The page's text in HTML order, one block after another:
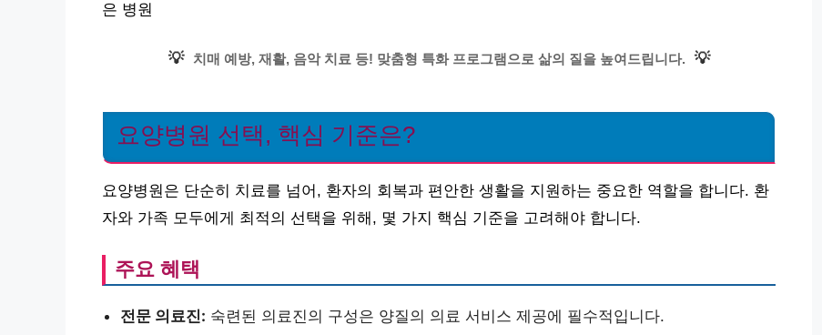
은 병원
💡 치매 예방, 재활, 음악 치료 등! 맞춤형 특화 프로그램으로 삶의 질을 높여드립니다. 💡
요양병원 선택, 핵심 기준은?
요양병원은 단순히 치료를 넘어, 환자의 회복과 편안한 생활을 지원하는 중요한 역할을 합니다. 환
자와 가족 모두에게 최적의 선택을 위해, 몇 가지 핵심 기준을 고려해야 합니다.
주요 혜택
전문 의료진: 숙련된 의료진의 구성은 양질의 의료 서비스 제공에 필수적입니다.